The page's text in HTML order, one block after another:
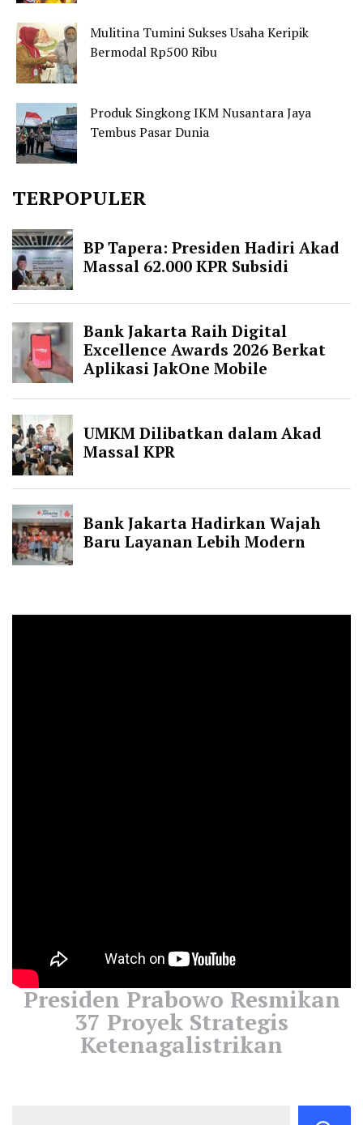
Mulitina Tumini Sukses Usaha Keripik
Bermodal Rp500 Ribu
Produk Singkong IKM Nusantara Jaya
Tembus Pasar Dunia
TERPOPULER
Presiden Prabowo Resmikan
37 Proyek Strategis
Ketenagalistrikan